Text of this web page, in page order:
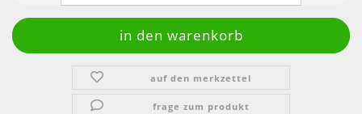
auf den merkzettel
frage zum produkt